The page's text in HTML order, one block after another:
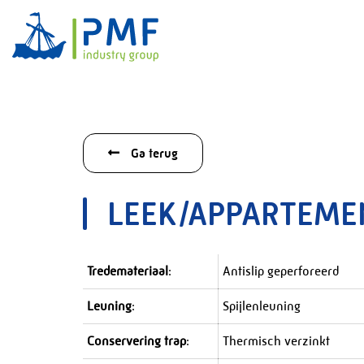
Ga terug
LEEK/
Tredemateriaal: Antislip geperforeerd
Leuning: Spijlenleuning
Conservering trap: Thermisch verzinkt